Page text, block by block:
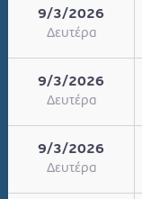
9/3/2026
Δευτέρα
9/3/2026
Δευτέρα
9/3/2026
Δευτέρα